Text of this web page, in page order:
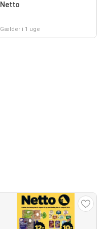
Netto
Gælder i 1 uge